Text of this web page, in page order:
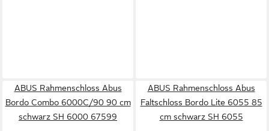
ABUS Rahmenschloss Abus
Bordo Combo 6000C/90 90 cm
schwarz SH 6000 67599
ABUS Rahmenschloss Abus
Faltschloss Bordo Lite 6055 85
cm schwarz SH 6055